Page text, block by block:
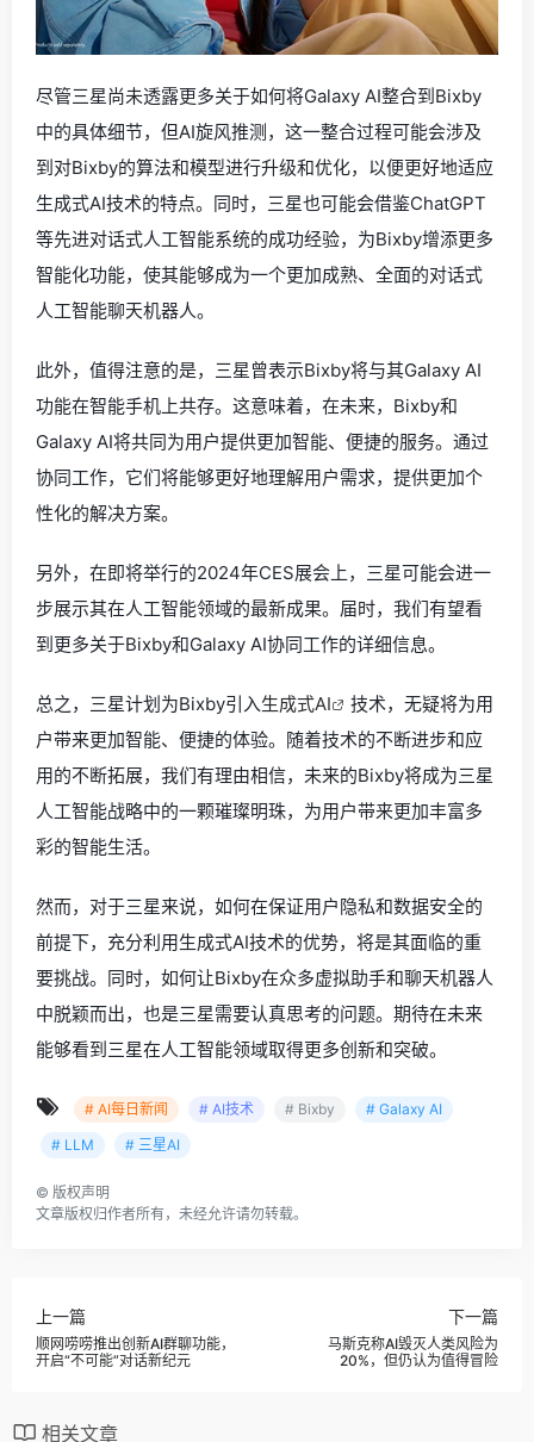
尽管三星尚未透露更多关于如何将Galaxy AI整合到Bixby
中的具体细节，但AI旋风推测，这一整合过程可能会涉及
到对Bixby的算法和模型进行升级和优化，以便更好地适应
生成式AI技术的特点。同时，三星也可能会借鉴ChatGPT
等先进对话式人工智能系统的成功经验，为Bixby增添更多
智能化功能，使其能够成为一个更加成熟、全面的对话式
人工智能聊天机器人。
此外，值得注意的是，三星曾表示Bixby将与其Galaxy AI
功能在智能手机上共存。这意味着，在未来，Bixby和
Galaxy AI将共同为用户提供更加智能、便捷的服务。通过
协同工作，它们将能够更好地理解用户需求，提供更加个
性化的解决方案。
另外，在即将举行的2024年CES展会上，三星可能会进一
步展示其在人工智能领域的最新成果。届时，我们有望看
到更多关于Bixby和Galaxy AI协同工作的详细信息。
总之，三星计划为Bixby引入生成式AI
技术，无疑将为用
户带来更加智能、便捷的体验。随着技术的不断进步和应
用的不断拓展，我们有理由相信，未来的Bixby将成为三星
人工智能战略中的一颗璀璨明珠，为用户带来更加丰富多
彩的智能生活。
然而，对于三星来说，如何在保证用户隐私和数据安全的
前提下，充分利用生成式AI技术的优势，将是其面临的重
要挑战。同时，如何让Bixby在众多虚拟助手和聊天机器人
中脱颖而出，也是三星需要认真思考的问题。期待在未来
能够看到三星在人工智能领域取得更多创新和突破。
# AI每日新闻 # AI技术 # Bixby
# Galaxy AI
# LLM
# 三星AI
© 版权声明
文章版权归作者所有，未经允许请勿转载。
上一篇
顺网唠唠推出创新AI群聊功能，
开启“不可能”对话新纪元
下一篇
马斯克称AI毁灭人类风险为
20%，但仍认为值得冒险
相关文章